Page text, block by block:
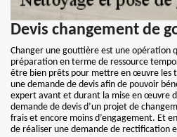
Devis changement de
Changer une gouttière est une opération
préparation en terme de ressource
être bien prêts pour mettre en œuvre les
une demande de devis afin de pouvoir
expert avant et durant la mise en œuvre
demande de devis d’un projet de
frais et encore moins d’engagement. Et
de réaliser une demande de rectification